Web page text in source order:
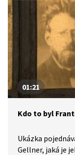
01:21
Kdo to byl
Ukázka
Gellner, jaká je